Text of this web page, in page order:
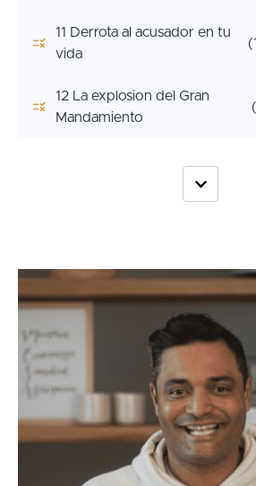
11 Derrota al acusador en tu
vida
12 La explosion del Gran
Mandamiento